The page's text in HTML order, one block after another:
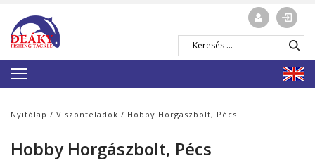
Nyitólap / Viszonteladók / Hobby Horgászbolt, Pécs
Hobby Horgászbolt, Pécs